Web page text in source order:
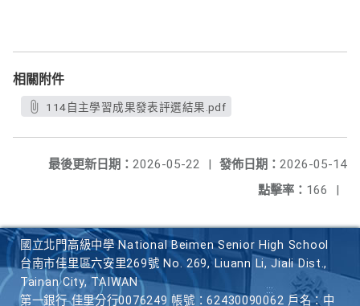
相關附件
114自主學習成果發表評選結果.pdf
發佈日期： 2026-05-14
最後更新日期： 2026-05-22
|
點擊率： 166 |
國立北門高級中學 National Beimen Senior High School
台南市佳里區六安里269號 No. 269, Liuann Li, Jiali Dist.,
Tainan City, TAIWAN
第一銀行 佳里分行0076249 帳號：62430090062 戶名：中